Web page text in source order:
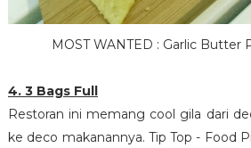
MOST WANTED : Garlic Butter
4. 3 Bags Full
Restoran ini memang cool gila dari
ke deco makanannya. Tip Top - Food